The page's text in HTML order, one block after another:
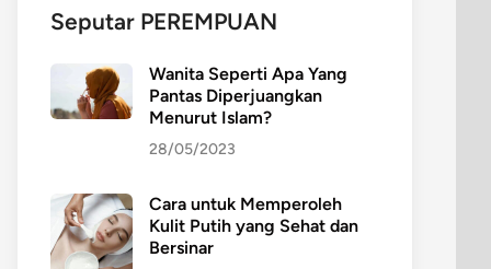
Seputar PEREMPUAN
Wanita Seperti Apa Yang
Pantas Diperjuangkan
Menurut Islam?
28/05/2023
Cara untuk Memperoleh
Kulit Putih yang Sehat dan
Bersinar